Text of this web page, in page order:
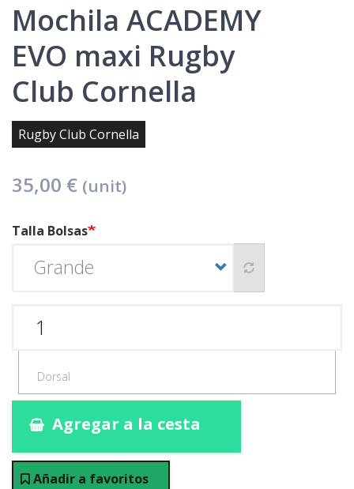
Mochila ACADEMY
EVO maxi Rugby
Club Cornella
Rugby Club Cornella
35,00 € (unit)
Talla Bolsas
Agregar a la cesta
Añadir a favoritos